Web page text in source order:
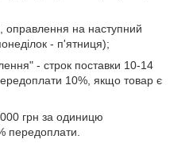
оправлення на наступний
- п'ятниця);
- строк поставки 10-14
10%, якщо товар є
грн за одиницю
передоплати.